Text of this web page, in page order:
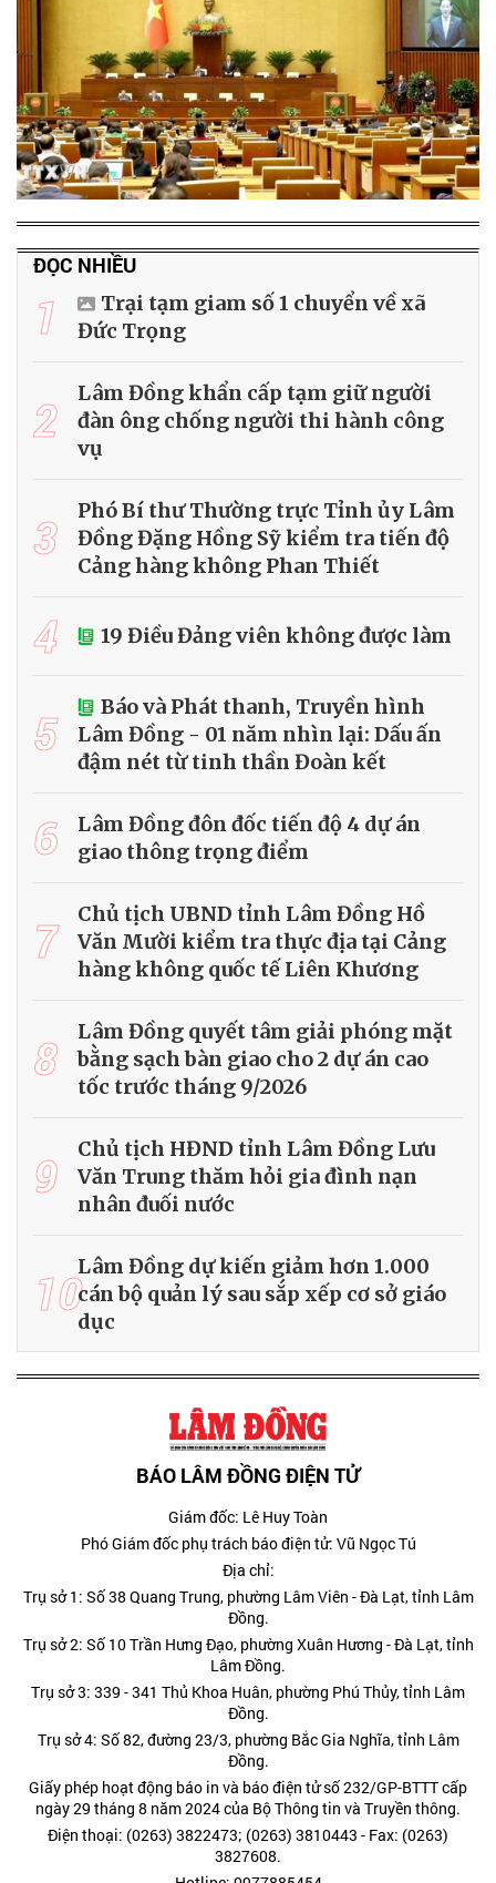
ĐỌC NHIỀU
1
Trại tạm giam số 1 chuyển về xã
Đức Trọng
2
Lâm Đồng khẩn cấp tạm giữ người
đàn ông chống người thi hành công
vụ
3
Phó Bí thư Thường trực Tỉnh ủy Lâm
Đồng Đặng Hồng Sỹ kiểm tra tiến độ
Cảng hàng không Phan Thiết
4 19 Điều Đảng viên không được làm
5
Báo và Phát thanh, Truyền hình
Lâm Đồng - 01 năm nhìn lại: Dấu ấn
đậm nét từ tinh thần Đoàn kết
6
Lâm Đồng đôn đốc tiến độ 4 dự án
giao thông trọng điểm
7
Chủ tịch UBND tỉnh Lâm Đồng Hồ
Văn Mười kiểm tra thực địa tại Cảng
hàng không quốc tế Liên Khương
8
Lâm Đồng quyết tâm giải phóng mặt
bằng sạch bàn giao cho 2 dự án cao
tốc trước tháng 9/2026
9
Chủ tịch HĐND tỉnh Lâm Đồng Lưu
Văn Trung thăm hỏi gia đình nạn
nhân đuối nước
10Lâm Đồng dự kiến giảm hơn 1.000
cán bộ quản lý sau sắp xếp cơ sở giáo
dục
BÁO LÂM ĐỒNG ĐIỆN TỬ
Giám đốc: Lê Huy Toàn
Phó Giám đốc phụ trách báo điện tử: Vũ Ngọc Tú
Địa chỉ:
Trụ sở 1: Số 38 Quang Trung, phường Lâm Viên - Đà Lạt, tỉnh Lâm
Đồng.
Trụ sở 2: Số 10 Trần Hưng Đạo, phường Xuân Hương - Đà Lạt, tỉnh
Lâm Đồng.
Trụ sở 3: 339 - 341 Thủ Khoa Huân, phường Phú Thủy, tỉnh Lâm
Đồng.
Trụ sở 4: Số 82, đường 23/3, phường Bắc Gia Nghĩa, tỉnh Lâm
Đồng.
Giấy phép hoạt động báo in và báo điện tử số 232/GP-BTTT cấp
ngày 29 tháng 8 năm 2024 của Bộ Thông tin và Truyền thông.
Điện thoại: (0263) 3822473; (0263) 3810443 - Fax: (0263)
3827608.